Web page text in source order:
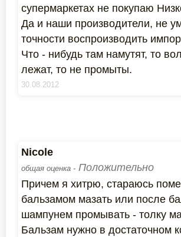
супермаркетах не покупаю
Да и наши производители, не
точности воспроизводить
Что - нибудь там намутят, то
лежат, то не промыты.
30.08.2012
Nicole
общая оценка - Положительно
Причем я хитрю, стараюсь
бальзамом мазать или после
шампунем промывать - толку
Бальзам нужно в достаточном